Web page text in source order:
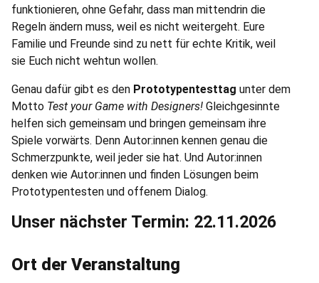
funktionieren, ohne Gefahr, dass man mittendrin die
Regeln ändern muss, weil es nicht weitergeht. Eure
Familie und Freunde sind zu nett für echte Kritik, weil
sie Euch nicht wehtun wollen.
Genau dafür gibt es den Prototypentesttag unter dem
Motto Test your Game with Designers! Gleichgesinnte
helfen sich gemeinsam und bringen gemeinsam ihre
Spiele vorwärts. Denn Autor:innen kennen genau die
Schmerzpunkte, weil jeder sie hat. Und Autor:innen
denken wie Autor:innen und finden Lösungen beim
Prototypentesten und offenem Dialog.
Unser nächster Termin: 22.11.2026
Ort der Veranstaltung